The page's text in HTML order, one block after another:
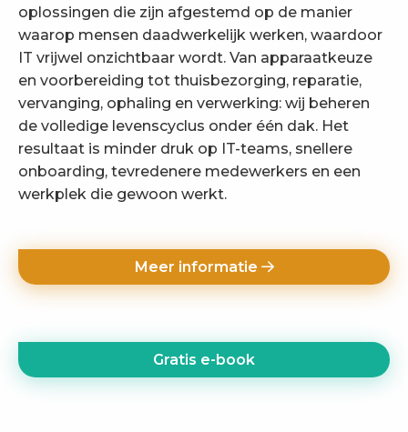
oplossingen die zijn afgestemd op de manier
waarop mensen daadwerkelijk werken, waardoor
IT vrijwel onzichtbaar wordt. Van apparaatkeuze
en voorbereiding tot thuisbezorging, reparatie,
vervanging, ophaling en verwerking: wij beheren
de volledige levenscyclus onder één dak. Het
resultaat is minder druk op IT-teams, snellere
onboarding, tevredenere medewerkers en een
werkplek die gewoon werkt.
Meer informatie
Gratis e-book